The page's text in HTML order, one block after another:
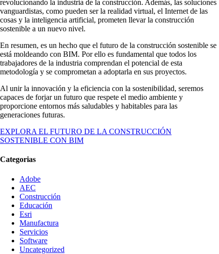
revolucionando la industria de la construcción. Además, las soluciones
vanguardistas, como pueden ser la realidad virtual, el Internet de las
cosas y la inteligencia artificial, prometen llevar la construcción
sostenible a un nuevo nivel.
En resumen, es un hecho que el futuro de la construcción sostenible se
está moldeando con BIM. Por ello es fundamental que todos los
trabajadores de la industria comprendan el potencial de esta
metodología y se comprometan a adoptarla en sus proyectos.
Al unir la innovación y la eficiencia con la sostenibilidad, seremos
capaces de forjar un futuro que respete el medio ambiente y
proporcione entornos más saludables y habitables para las
generaciones futuras.
EXPLORA EL FUTURO DE LA CONSTRUCCIÓN
SOSTENIBLE CON BIM
Categorias
Adobe
AEC
Construcción
Educación
Esri
Manufactura
Servicios
Software
Uncategorized